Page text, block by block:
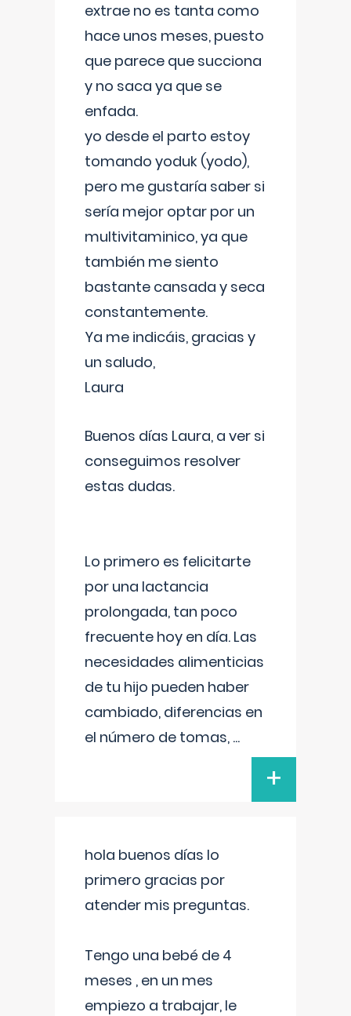
extrae no es tanta como
hace unos meses, puesto
que parece que succiona
y no saca ya que se
enfada.
yo desde el parto estoy
tomando yoduk (yodo),
pero me gustaría saber si
sería mejor optar por un
multivitaminico, ya que
también me siento
bastante cansada y seca
constantemente.
Ya me indicáis, gracias y
un saludo,
Laura
Buenos días Laura, a ver si
conseguimos resolver
estas dudas.
Lo primero es felicitarte
por una lactancia
prolongada, tan poco
frecuente hoy en día. Las
necesidades alimenticias
de tu hijo pueden haber
cambiado, diferencias en
el número de tomas, ...
+
hola buenos días lo
primero gracias por
atender mis preguntas.
Tengo una bebé de 4
meses , en un mes
empiezo a trabajar, le